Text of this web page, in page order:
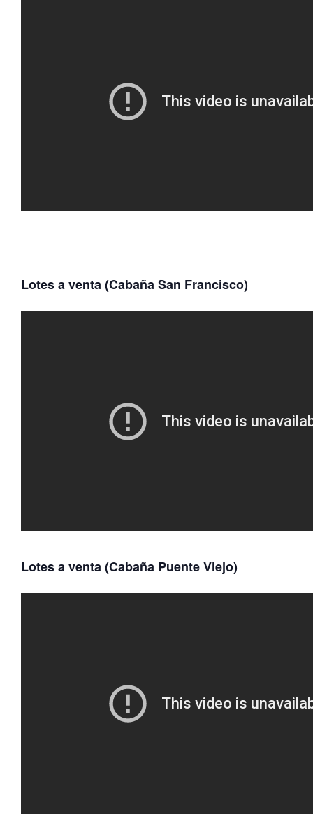
Lotes a venta (Cabaña San Francisco)
Lotes a venta (Cabaña Puente Viejo)